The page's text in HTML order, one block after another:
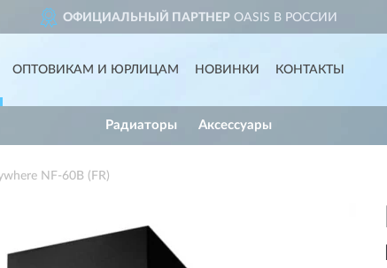
ОФИЦИАЛЬНЫЙ ПАРТНЕРOASIS В РОССИИ
ОПТОВИКАМ И ЮРЛИЦАМ НОВИНКИ КОНТАКТЫ
Радиаторы Аксессуары
NF-60B (FR)